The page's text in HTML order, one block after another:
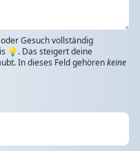
Gesuch vollständig
💡. Das steigert deine
In dieses Feld gehörenkeine